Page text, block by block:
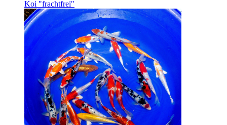
Koi "frachtfrei"